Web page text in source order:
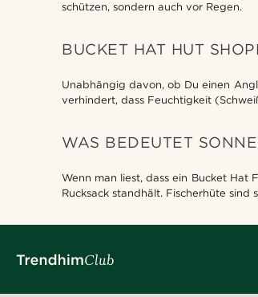
schützen, sondern auch vor Regen.
BUCKET HAT HUT
Unabhängig davon, ob Du einen
verhindert, dass Feuchtigkeit
WAS BEDEUTET
Wenn man liest, dass ein Bucket Hat
Rucksack standhält. Fischerhüte